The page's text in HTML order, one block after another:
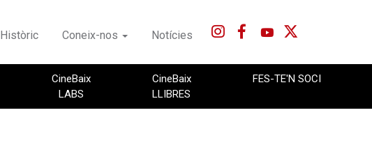
Històric Coneix-nos Notícies
CineBaix
LABS
CineBaix
LLIBRES
FES-TE'N SOCI